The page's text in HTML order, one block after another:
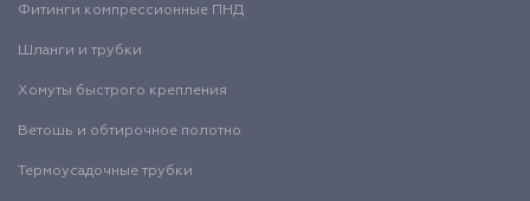
Фитинги компрессионные ПНД
Шланги и трубки
Хомуты быстрого крепления
Ветошь и обтирочное полотно
Термоусадочные трубки